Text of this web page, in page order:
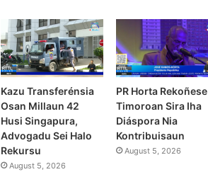
Kazu Transferénsia
Osan Millaun 42
Husi Singapura,
Advogadu Sei Halo
Rekursu
August 5, 2026
PR Horta Rekoñese
Timoroan Sira Iha
Diáspora Nia
Kontribuisaun
August 5, 2026